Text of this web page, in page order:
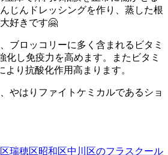
じんドレッシングを作り、蒸した根
好きです🤗
ブロッコリーに多く含まれるビタミ
化し免疫力を高めます。またビタミ
より抗酸化作用高まります。
やはりファイトケミカルであるショ